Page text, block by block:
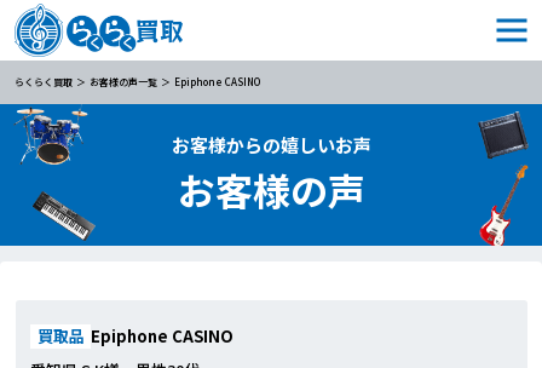
らくらく買取 お客様の声一覧 Epiphone CASINO
お客様からの嬉しいお声
お客様の声
買取品 Epiphone CASINO